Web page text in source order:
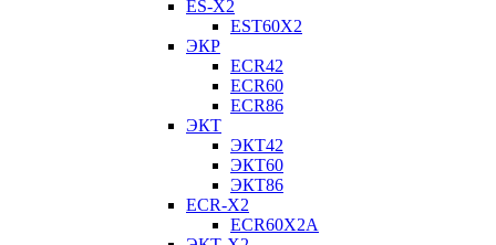
ES-X2
EST60X2
ЭКР
ECR42
ECR60
ECR86
ЭКТ
ЭКТ42
ЭКТ60
ЭКТ86
ECR-X2
ECR60X2A